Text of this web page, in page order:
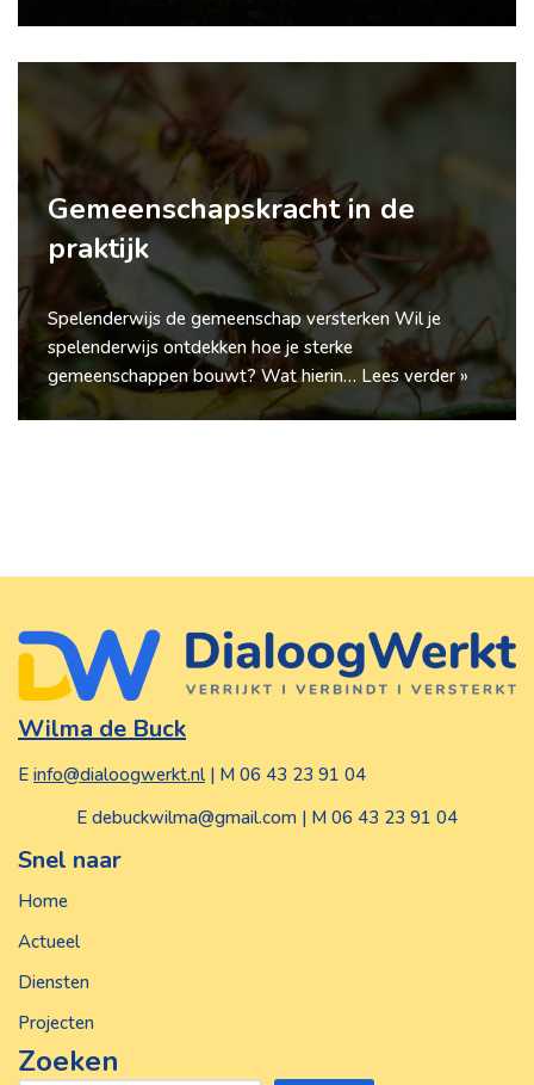
Gemeenschapskracht in de
praktijk
Spelenderwijs de gemeenschap versterken Wil je
spelenderwijs ontdekken hoe je sterke
gemeenschappen bouwt? Wat hierin… Lees verder »
Wilma de Buck
E info@dialoogwerkt.nl | M 06 43 23 91 04
E debuckwilma@gmail.com | M 06 43 23 91 04
Snel naar
Home
Actueel
Diensten
Projecten
Zoeken